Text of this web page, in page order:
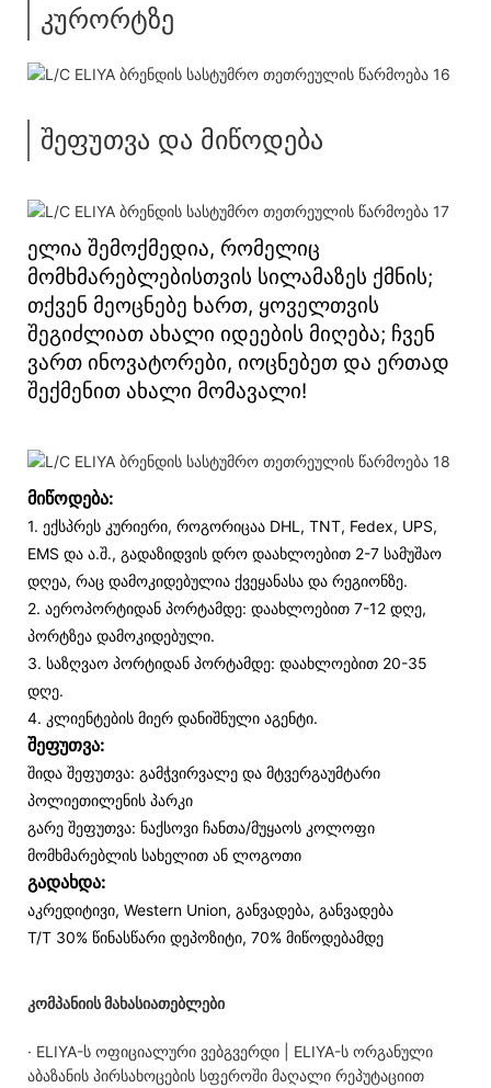
კურორტზე
შეფუთვა და მიწოდება
ელია შემოქმედია, რომელიც
მომხმარებლებისთვის სილამაზეს ქმნის;
თქვენ მეოცნებე ხართ, ყოველთვის
შეგიძლიათ ახალი იდეების მიღება; ჩვენ
ვართ ინოვატორები, იოცნებეთ და ერთად
შექმენით ახალი მომავალი!
მიწოდება:
1. ექსპრეს კურიერი, როგორიცაა DHL, TNT, Fedex, UPS,
EMS და ა.შ., გადაზიდვის დრო დაახლოებით 2-7 სამუშაო
დღეა, რაც დამოკიდებულია ქვეყანასა და რეგიონზე.
2. აეროპორტიდან პორტამდე: დაახლოებით 7-12 დღე,
პორტზეა დამოკიდებული.
3. საზღვაო პორტიდან პორტამდე: დაახლოებით 20-35
დღე.
4. კლიენტების მიერ დანიშნული აგენტი.
შეფუთვა:
შიდა შეფუთვა: გამჭვირვალე და მტვერგაუმტარი
პოლიეთილენის პარკი
გარე შეფუთვა: ნაქსოვი ჩანთა/მუყაოს კოლოფი
მომხმარებლის სახელით ან ლოგოთი
გადახდა:
აკრედიტივი, Western Union, განვადება, განვადება
T/T 30% წინასწარი დეპოზიტი, 70% მიწოდებამდე
კომპანიის მახასიათებლები
· ELIYA-ს ოფიციალური ვებგვერდი | ELIYA-ს ორგანული
აბაზანის პირსახოცების სფეროში მაღალი რეპუტაციით